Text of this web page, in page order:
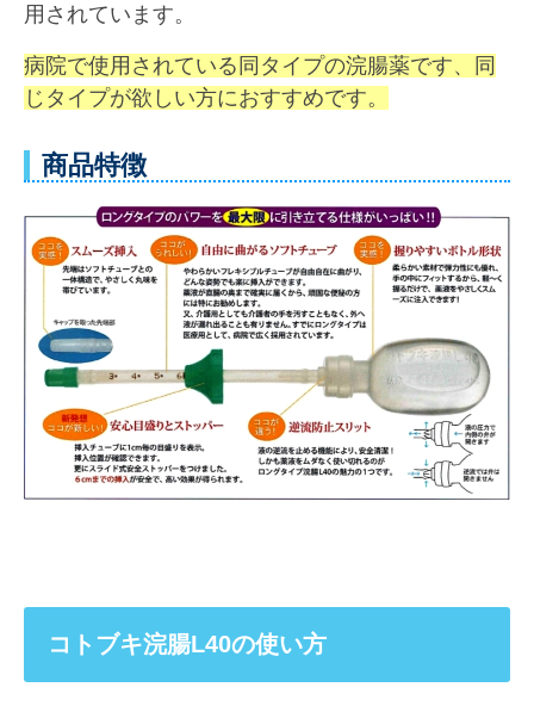
用されています。
病院で使用されている同タイプの浣腸薬です、同
じタイプが欲しい方におすすめです。
商品特徴
コトブキ浣腸L40の使い方